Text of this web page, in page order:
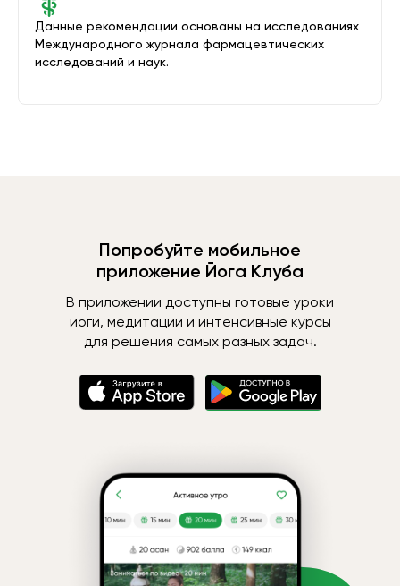
Данные рекомендации основаны на исследованиях
Международного журнала фармацевтических
исследований и наук.
Попробуйте мобильное
приложение Йога Клуба
В приложении доступны готовые уроки
йоги, медитации и интенсивные курсы
для решения самых разных задач.